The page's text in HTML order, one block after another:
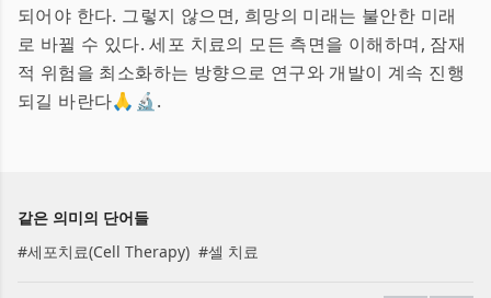
되어야 한다. 그렇지 않으면, 희망의 미래는 불안한 미래
로 바뀔 수 있다. 세포 치료의 모든 측면을 이해하며, 잠재
적 위험을 최소화하는 방향으로 연구와 개발이 계속 진행
되길 바란다🙏🔬.
같은 의미의 단어들
#세포치료(Cell Therapy) #셀 치료